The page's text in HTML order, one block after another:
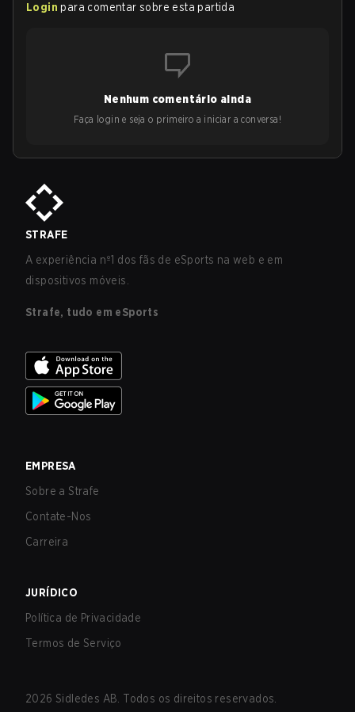
Login para comentar sobre esta partida
Nenhum comentário ainda
Faça login e seja o primeiro a iniciar a conversa!
STRAFE
A experiência nº1 dos fãs de eSports na web e em
dispositivos móveis.
Strafe, tudo em eSports
EMPRESA
Sobre a Strafe
Contate-Nos
Carreira
JURÍDICO
Política de Privacidade
Termos de Serviço
2026 Sidledes AB. Todos os direitos reservados.